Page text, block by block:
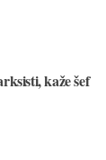
kaže šef